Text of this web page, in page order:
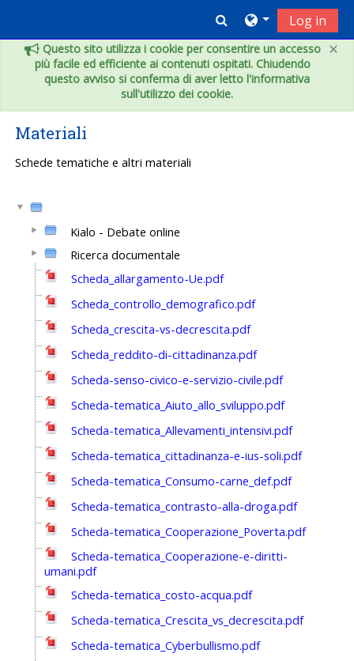
×
Questo sito utilizza i cookie per consentire un accesso
più facile ed efficiente ai contenuti ospitati. Chiudendo
questo avviso si conferma di aver letto l'informativa
sull'utilizzo dei cookie.
Toggle search
Log in
Materiali
Schede tematiche e altri materiali
Kialo - Debate online
Ricerca documentale
Scheda_allargamento-Ue.pdf
Scheda_controllo_demografico.pdf
Scheda_crescita-vs-decrescita.pdf
Scheda_reddito-di-cittadinanza.pdf
Scheda-senso-civico-e-servizio-civile.pdf
Scheda-tematica_Aiuto_allo_sviluppo.pdf
Scheda-tematica_Allevamenti_intensivi.pdf
Scheda-tematica_cittadinanza-e-ius-soli.pdf
Scheda-tematica_Consumo-carne_def.pdf
Scheda-tematica_contrasto-alla-droga.pdf
Scheda-tematica_Cooperazione_Poverta.pdf
Scheda-tematica_Cooperazione-e-diritti-
umani.pdf
Scheda-tematica_costo-acqua.pdf
Scheda-tematica_Crescita_vs_decrescita.pdf
Scheda-tematica_Cyberbullismo.pdf